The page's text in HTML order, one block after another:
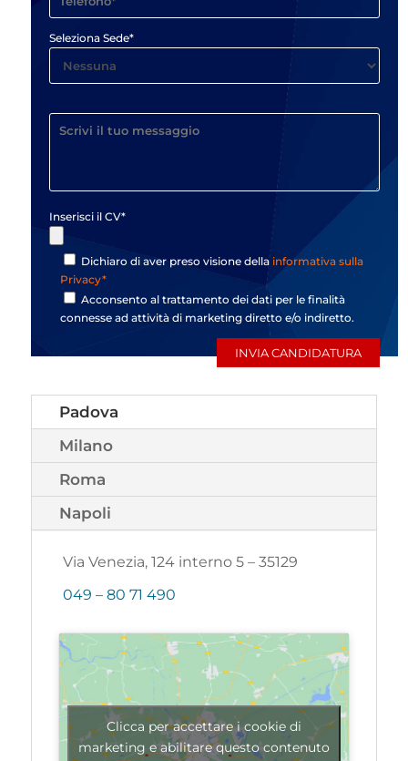
Seleziona Sede*
Inserisci il CV*
Dichiaro di aver preso visione della informativa sulla
Privacy*
Acconsento al trattamento dei dati per le finalità
connesse ad attività di marketing diretto e/o indiretto.
Padova
Milano
Roma
Napoli
Via Venezia, 124 interno 5 – 35129
049 – 80 71 490
Clicca per accettare i cookie di
marketing e abilitare questo contenuto